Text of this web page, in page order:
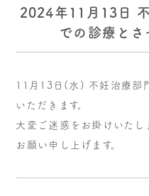
お知らせ
2024年11月13日
での診療とさ
11月13日(水) 不妊治療部
いただきます。
大変ご迷惑をお掛けいたし
お願い申し上げます。